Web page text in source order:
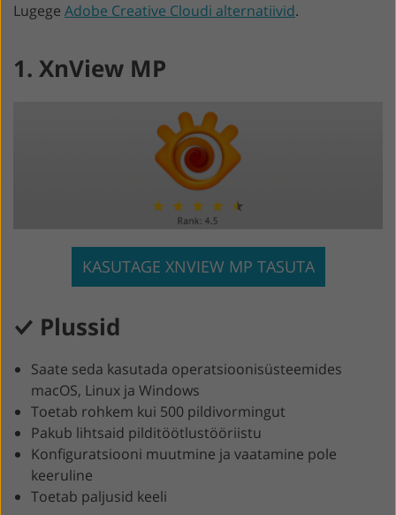
Lugege Adobe Creative Cloudi alternatiivid.
1. XnView MP
KASUTAGE XNVIEW MP TASUTA
Plussid
Saate seda kasutada operatsioonisüsteemides
macOS, Linux ja Windows
Toetab rohkem kui 500 pildivormingut
Pakub lihtsaid pilditöötlustööriistu
Konfiguratsiooni muutmine ja vaatamine pole
keeruline
Toetab paljusid keeli